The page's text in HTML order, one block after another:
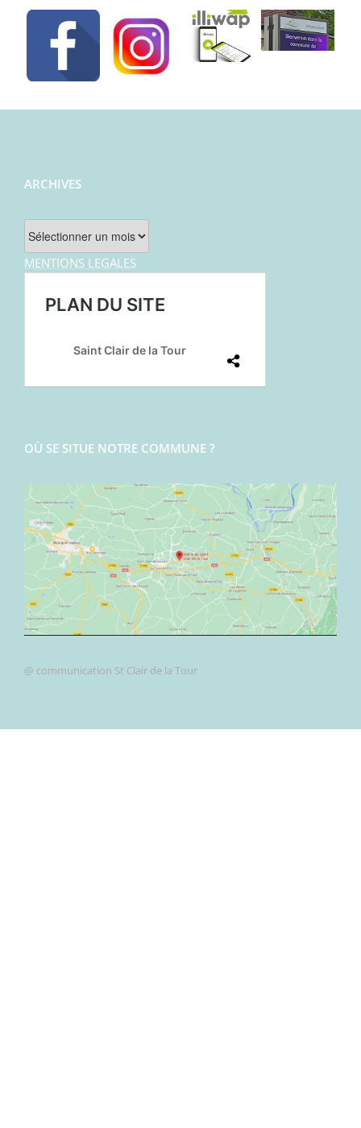
ARCHIVES
MENTIONS LEGALES
OÙ SE SITUE NOTRE COMMUNE ?
@ communication St Clair de la Tour